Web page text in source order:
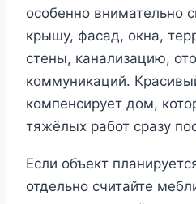
особенно внимательно
крышу, фасад, окна,
стены, канализацию,
коммуникаций.
компенсирует дом,
тяжёлых работ сразу
Если объект
отдельно считайте